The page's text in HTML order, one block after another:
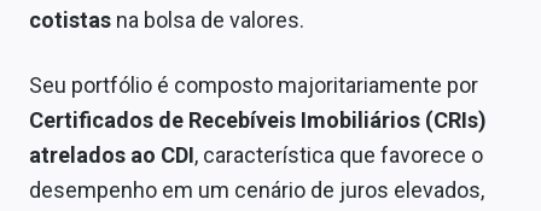
cotistas na bolsa de valores.
Seu portfólio é composto majoritariamente por
Certificados de Recebíveis Imobiliários (CRIs)
atrelados ao CDI, característica que favorece o
desempenho em um cenário de juros elevados,